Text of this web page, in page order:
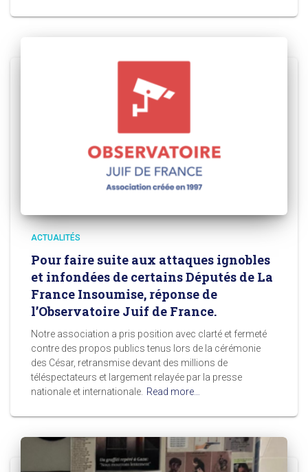
ACTUALITÉS
Pour faire suite aux attaques ignobles
et infondées de certains Députés de La
France Insoumise, réponse de
l’Observatoire Juif de France.
Notre association a pris position avec clarté et fermeté
contre des propos publics tenus lors de la cérémonie
des César, retransmise devant des millions de
téléspectateurs et largement relayée par la presse
nationale et internationale. Read more…